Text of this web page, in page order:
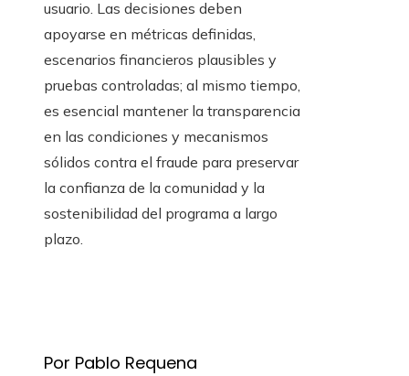
usuario. Las decisiones deben
apoyarse en métricas definidas,
escenarios financieros plausibles y
pruebas controladas; al mismo tiempo,
es esencial mantener la transparencia
en las condiciones y mecanismos
sólidos contra el fraude para preservar
la confianza de la comunidad y la
sostenibilidad del programa a largo
plazo.
Por Pablo Requena